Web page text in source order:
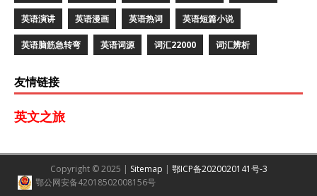
英语演讲 英语漫画 英语热词 英语短篇小说
英语脑筋急转弯 英语词源 词汇22000 词汇辨析
友情链接
英文之旅
Copyright © 2025 | Sitemap | 鄂ICP备2020020141号-3
鄂公网安备42018502008156号